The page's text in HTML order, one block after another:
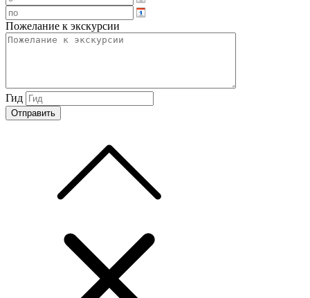
Пожелание к экскурсии
Гид